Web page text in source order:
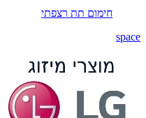
חימום תת רצפתי
space